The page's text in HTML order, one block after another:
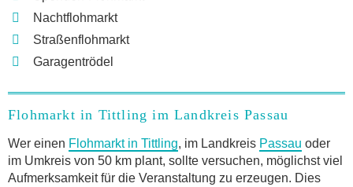
Nachtflohmarkt
Straßenflohmarkt
Garagentrödel
Flohmarkt in Tittling im Landkreis Passau
Wer einen Flohmarkt in Tittling, im Landkreis Passau oder
im Umkreis von 50 km plant, sollte versuchen, möglichst viel
Aufmerksamkeit für die Veranstaltung zu erzeugen. Dies